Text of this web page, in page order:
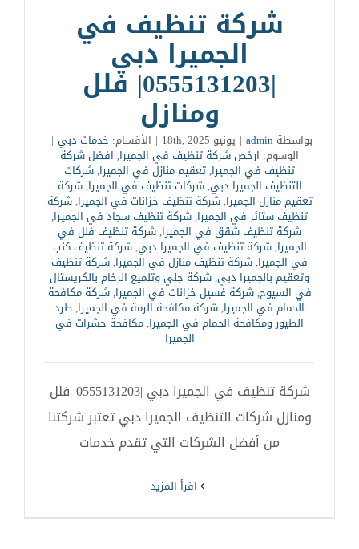
شركة تنظيف في
الجميرا دبي
|0555131203| فلل
ومنازل
بواسطةadmin
| يونيو 18th, 2025 | الأقسام: خدمات دبي |
الوسوم: ارخص شركة تنظيف في الجميرا, افضل شركة
تنظيف في الجميرا,تعقيم منازل في الجميرا,شركات
التنظيف الجميرا دبي,‏شركات تنظيف في الجميرا,شركة
تعقيم منازل الجميرا,شركة تنظيف خزانات في الجميرا,شركة
تنظيف ستائر في الجميرا,شركة تنظيف سجاد في الجميرا,
شركة تنظيف شقق في الجميرا,شركة تنظيف فلل في
الجميرا,شركة تنظيف في الجميرا دبي,شركة تنظيف كنب
في الجميرا,شركة تنظيف منازل في الجميرا,شركة تنظيف
وتعقيم بالجميرا دبي,شركة جلي وتلميع الرخام بالكريستال
في السيوح,شركة غسيل خزانات في الجميرا,شركة مكافحة
الحمام في الجميرا,شركة مكافحة الرمة في الجميرا,طرد
الطيور ومكافحة الحمام في الجميرا,مكافحة حشرات في
الجميرا
شركة تنظيف في الجميرا دبي |0555131203| فلل
ومنازل شركات التنظيف الجميرا دبي تعتبر شركتنا
من أفضل الشركات التي تقدم خدمات